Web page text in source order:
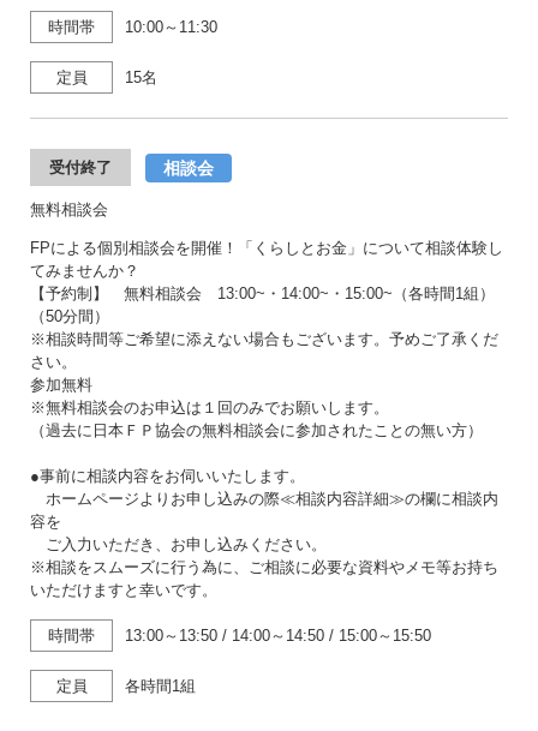
時間帯 10:00～11:30
定員 15名
受付終了 相談会
無料相談会
FPによる個別相談会を開催！「くらしとお金」について相談体験し
てみませんか？
【予約制】 無料相談会 13:00~・14:00~・15:00~（各時間1組）
（50分間）
※相談時間等ご希望に添えない場合もございます。予めご了承くだ
さい。
参加無料
※無料相談会のお申込は１回のみでお願いします。
（過去に日本ＦＰ協会の無料相談会に参加されたことの無い方）
●事前に相談内容をお伺いいたします。
ホームページよりお申し込みの際≪相談内容詳細≫の欄に相談内
容を
ご入力いただき、お申し込みください。
※相談をスムーズに行う為に、ご相談に必要な資料やメモ等お持ち
いただけますと幸いです。
時間帯 13:00～13:50 / 14:00～14:50 / 15:00～15:50
定員 各時間1組